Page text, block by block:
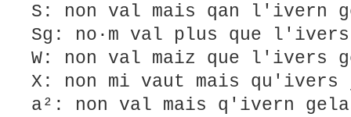
S: non val mais qan l'ivern
Sg: no·m val plus que
W: non val maiz que l'ivers
X: non mi vaut mais
a²: non val mais q'ivern